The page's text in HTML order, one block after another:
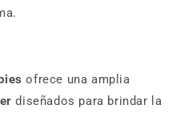
ofrece una amplia
diseñados para brindar la